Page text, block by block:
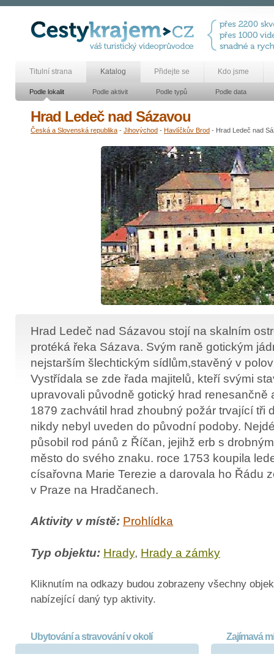
Titulní strana Katalog Přidejte se Kdo jsme
Podle lokalit Podle aktivit Podle typů Podle data
Hrad Ledeč nad Sázavou
Česká a Slovenská republika - Jihovýchod - Havlíčkův Brod - Hrad Ledeč nad
Hrad Ledeč nad Sázavou stojí na skalním
protéká řeka Sázava. Svým raně gotickým
nejstarším šlechtickým sídlům,stavěný v
Vystřídala se zde řada majitelů, kteří svými
upravovali původně gotický hrad renesančně
1879 zachvátil hrad zhoubný požár trvající tři
nikdy nebyl uveden do původní podoby.
působil rod pánů z Říčan, jejihž erb s
město do svého znaku. roce 1753 koupila
císařovna Marie Terezie a darovala ho Řádu
v Praze na Hradčanech.
Aktivity v místě: Prohlídka
Typ objektu: Hrady, Hrady a zámky
Kliknutím na odkazy budou zobrazeny všechny
nabízející daný typ aktivity.
Ubytování a stravování v okolí Zajímavá